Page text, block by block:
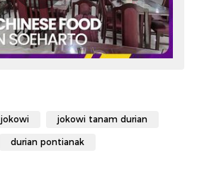
jokowi jokowi tanam durian
durian pontianak